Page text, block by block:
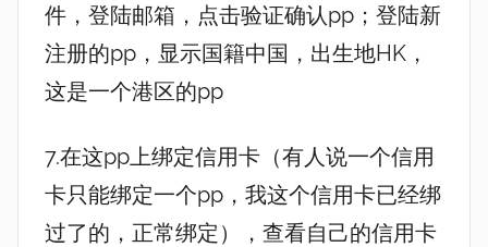
件，登陆邮箱，点击验证确认pp；登陆新
注册的pp，显示国籍中国，出生地HK，
这是一个港区的pp
7.在这pp上绑定信用卡（有人说一个信用
卡只能绑定一个pp，我这个信用卡已经绑
过了的，正常绑定），查看自己的信用卡